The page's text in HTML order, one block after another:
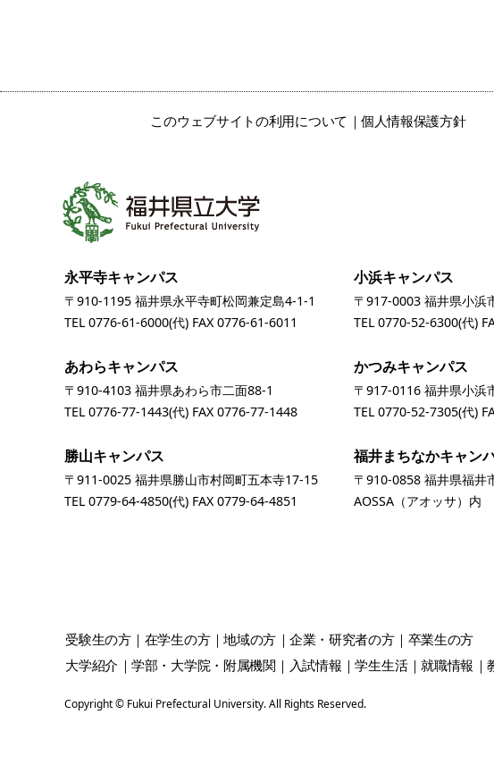
このウェブサイトの利用について 個人情報保護方針
永平寺キャンパス
〒910-1195 福井県永平寺町松岡兼定島4-1-1
TEL0776-61-6000(代) FAX 0776-61-6011
小浜キャンパス
〒917-0003 福井県小浜
TEL0770-52-6300(代)
あわらキャンパス
〒910-4103 福井県あわら市二面88-1
TEL0776-77-1443(代) FAX 0776-77-1448
かつみキャンパス
〒917-0116 福井県小浜
TEL0770-52-7305(代)
勝山キャンパス
〒911-0025 福井県勝山市村岡町五本寺17-15
TEL0779-64-4850(代) FAX 0779-64-4851
福井まちなかキャン
〒910-0858 福井県福井
AOSSA（アオッサ）内
受験生の方 在学生の方 地域の方 企業・研究者の方 卒業生の方
大学紹介
学部・大学院・附属機関 入試情報 学生生活 就職情報
Copyright © Fukui Prefectural University. All Rights Reserved.